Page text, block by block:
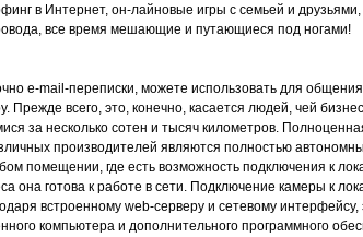
в Интернет, он-лайновые игры с семьей и
все время мешающие и путающиеся под ногами!
e-mail-переписки, можете использовать для
Прежде всего, это, конечно, касается людей, чей
за несколько сотен и тысяч километров.
производителей являются полностью
помещении, где есть возможность подключения к
она готова к работе в сети. Подключение камеры к
встроенному web-серверу и сетевому
компьютера и дополнительного программного